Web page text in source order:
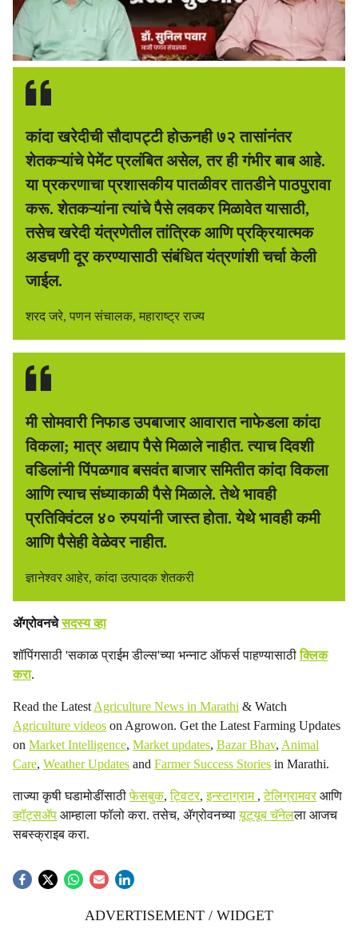
कांदा खरेदीची सौदापट्टी होऊनही ७२ तासांनंतर
शेतकऱ्यांचे पेमेंट प्रलंबित असेल, तर ही गंभीर बाब आहे.
या प्रकरणाचा प्रशासकीय पातळीवर तातडीने पाठपुरावा
करू. शेतकऱ्यांना त्यांचे पैसे लवकर मिळावेत यासाठी,
तसेच खरेदी यंत्रणेतील तांत्रिक आणि प्रक्रियात्मक
अडचणी दूर करण्यासाठी संबंधित यंत्रणांशी चर्चा केली
जाईल.
शरद जरे, पणन संचालक, महाराष्ट्र राज्य
मी सोमवारी निफाड उपबाजार आवारात नाफेडला कांदा
विकला; मात्र अद्याप पैसे मिळाले नाहीत. त्याच दिवशी
वडिलांनी पिंपळगाव बसवंत बाजार समितीत कांदा विकला
आणि त्याच संध्याकाळी पैसे मिळाले. तेथे भावही
प्रतिक्विंटल ४० रुपयांनी जास्त होता. येथे भावही कमी
आणि पैसेही वेळेवर नाहीत.
ज्ञानेश्वर आहेर, कांदा उत्पादक शेतकरी
ॲग्रोवनचेसदस्य व्हा
शॉपिंगसाठी 'सकाळ प्राईम डील्स'च्या भन्नाट ऑफर्स पाहण्यासाठीक्लिक
करा.
Read the Latest Agriculture News in Marathi & Watch
Agriculture videos on Agrowon. Get the Latest Farming Updates
on Market Intelligence, Market updates, Bazar Bhav, Animal
Care, Weather Updates and Farmer Success Stories in Marathi.
ताज्या कृषी घडामोडींसाठीफेसबुक,ट्विटर,इन्स्टाग्राम ,टेलिग्रामवरआणि
व्हॉट्सॲप आम्हाला फॉलो करा. तसेच, ॲग्रोवनच्यायूट्यूब चॅनेलला आजच
सबस्क्राइब करा.
ADVERTISEMENT / WIDGET